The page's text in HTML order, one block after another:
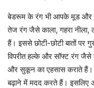
बेडरूम के रंग भी आपके मूड और
तेज रंग जैसे काला, गहरा नीला,
हैं। इससे छोटी-छोटी बातों पर
विपरीत हल्के और सॉफ्ट रंग जैसे
और सुकून का एहसास कराते हैं।
बढ़ाने में मदद करते हैं। इसलिए